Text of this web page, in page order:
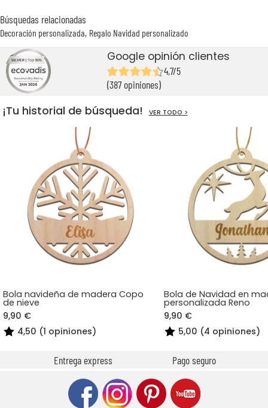
Búsquedas relacionadas
Decoración personalizada Regalo Navidad personalizado
Google opinión clientes
4,7/5
(387 opiniones)
¡Tu historial de búsqueda! VER TODO >
Bola navideña de madera Copo
de nieve
9,90 €
4,50 (1 opiniones)
Bola de Navidad en
personalizada Reno
9,90 €
5,00 (4 opiniones)
Entrega express Pago seguro